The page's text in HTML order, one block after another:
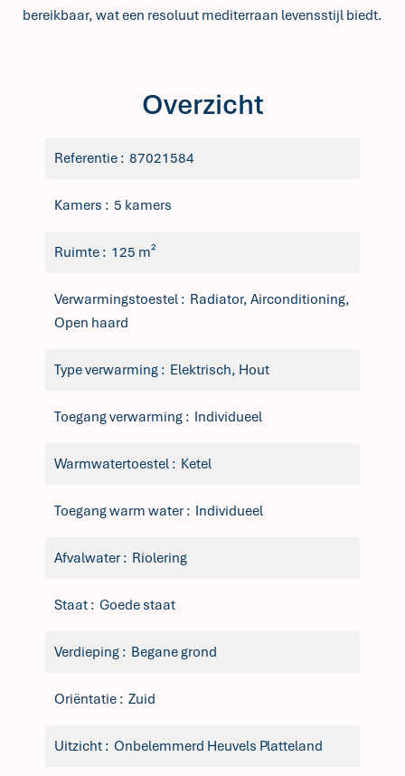
bereikbaar, wat een resoluut mediterraan levensstijl biedt.
Overzicht
Referentie 87021584
Kamers 5 kamers
Ruimte 125 m²
Verwarmingstoestel
Radiator, Airconditioning,
Open haard
Type verwarming Elektrisch, Hout
Toegang verwarming Individueel
Warmwatertoestel Ketel
Toegang warm water Individueel
Afvalwater Riolering
Staat Goede staat
Verdieping Begane grond
Oriëntatie Zuid
Uitzicht Onbelemmerd Heuvels Platteland